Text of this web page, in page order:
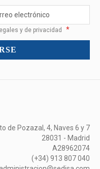
y de privacidad *
de Pozazal, 4, Naves 6 y 7
28031 - Madrid
A28962074
(+34) 913 807 040